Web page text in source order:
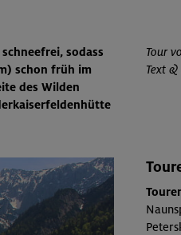
sodass
schon früh im
des Wilden
Tour
Text